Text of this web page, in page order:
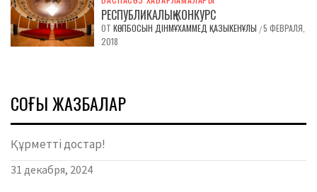
РЕСПУБЛИКАЛЫҚ КОНКУРС
ОТ КӨПБОСЫН ДІНМҰХАММЕД ҚАЗЫКЕНҰЛЫ /5 ФЕВРАЛЯ,
2018
СОҢҒЫ ЖАЗБАЛАР
Құрметті достар!
31 декабря, 2024